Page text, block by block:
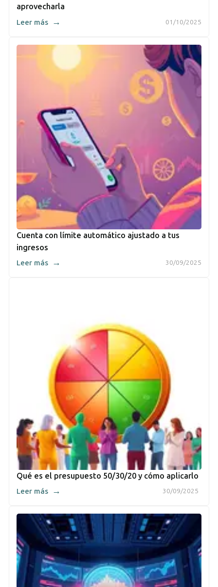
aprovecharla
01/10/2025
Leer más →
Cuenta con límite automático ajustado a tus
ingresos
30/09/2025
Leer más →
Qué es el presupuesto 50/30/20 y cómo aplicarlo
30/09/2025
Leer más →